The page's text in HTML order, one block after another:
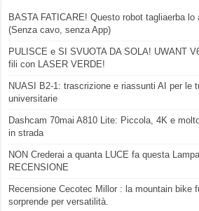
BASTA FATICARE! Questo robot tagliaerba
(Senza cavo, senza App)
PULISCE e SI SVUOTA DA SOLA! UWANT
fili con LASER VERDE!
NUASI B2-1: trascrizione e riassunti AI per le
universitarie
Dashcam 70mai A810 Lite: Piccola, 4K e
in strada
NON Crederai a quanta LUCE fa questa
RECENSIONE
Recensione Cecotec Millor : la mountain bike
sorprende per versatilità.